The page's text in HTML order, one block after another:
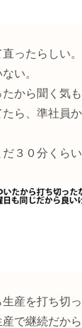
ったらしい。
い。
から聞く気も
ら、準社員
３０分くら
産を打ち切っ
で継続だか